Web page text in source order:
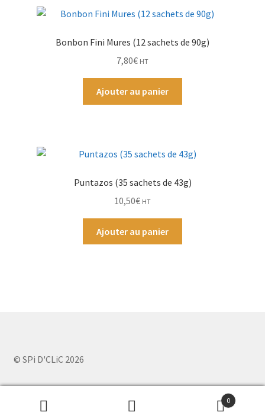
Bonbon Fini Mures (12 sachets de 90g)
7,80€ HT
Ajouter au panier
Puntazos (35 sachets de 43g)
10,50€ HT
Ajouter au panier
© SPi D'CLiC 2026
Recherche
Recherche
0